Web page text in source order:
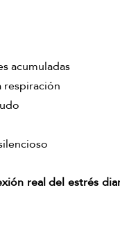
acumuladas
real del estrés